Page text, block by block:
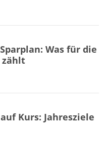
Was für die
zählt
Kurs: Jahresziele